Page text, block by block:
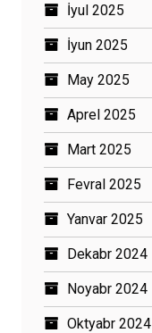
İyul 2025
İyun 2025
May 2025
Aprel 2025
Mart 2025
Fevral 2025
Yanvar 2025
Dekabr 2024
Noyabr 2024
Oktyabr 2024